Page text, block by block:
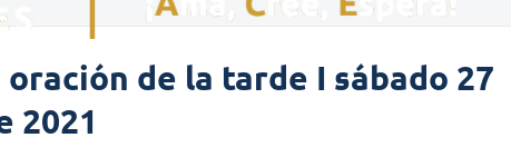
de la tarde I sábado 27
2021